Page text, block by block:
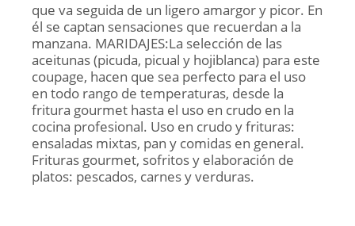
que va seguida de un ligero amargor y picor. En
él se captan sensaciones que recuerdan a la
manzana. MARIDAJES:La selección de las
aceitunas (picuda, picual y hojiblanca) para este
coupage, hacen que sea perfecto para el uso
en todo rango de temperaturas, desde la
fritura gourmet hasta el uso en crudo en la
cocina profesional. Uso en crudo y frituras:
ensaladas mixtas, pan y comidas en general.
Frituras gourmet, sofritos y elaboración de
platos: pescados, carnes y verduras.